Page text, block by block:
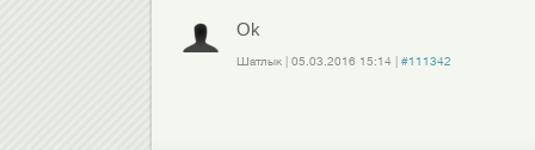
Ok
Шатлык| 05.03.2016 15:14
#111342